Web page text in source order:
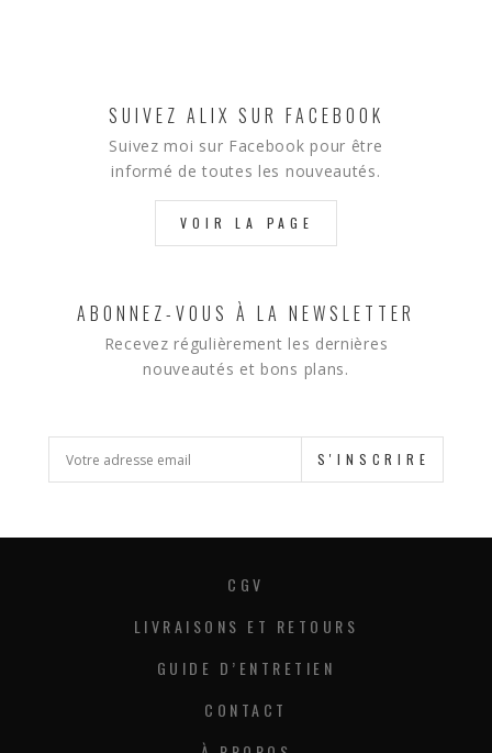
SUIVEZ ALIX SUR FACEBOOK
Suivez moi sur Facebook pour être
informé de toutes les nouveautés.
VOIR LA PAGE
ABONNEZ-VOUS À LA NEWSLETTER
Recevez régulièrement les dernières
nouveautés et bons plans.
S'INSCRIRE
CGV
LIVRAISONS ET RETOURS
GUIDE D’ENTRETIEN
CONTACT